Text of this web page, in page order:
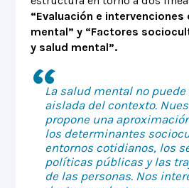
“Evaluación e
mental” y “Factores
y salud mental”.
La salud mental no
aislada del contexto.
propone una
los determinantes
entornos cotidianos, los
políticas públicas y las
de las personas. Nos